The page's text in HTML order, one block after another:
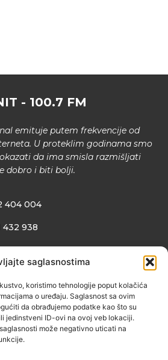
saglasnostima
koristimo tehnologije poput kolačića
o uređaju. Saglasnost sa ovim
da obrađujemo podatke kao što su
jedinstveni ID-ovi na ovoj veb lokaciji.
može negativno uticati na
- 100.7 FM
emituje putem frekvencije od
U proteklim godinama smo
da ima smisla razmišljati
dobro i biti bolji.
404 004
432 938
3. SPRAT), 72000 ZENICA